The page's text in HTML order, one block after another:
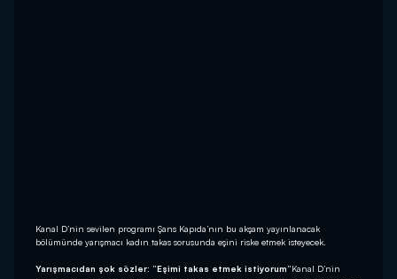
Kanal D’nin sevilen programı Şans Kapıda’nın bu akşam yayınlanacak
bölümünde yarışmacı kadın takas sorusunda eşini riske etmek isteyecek.
Yarışmacıdan şok sözler: ”Eşimi takas etmek istiyorum”Kanal D’nin